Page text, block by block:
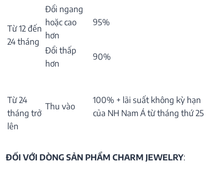
Từ 12 đến
24 tháng
Đổi ngang
hoặc cao
hơn
95%
Đổi thấp
hơn
90%
Từ 24
tháng trở
lên
Thu vào
100% + lãi suất không kỳ hạn
của NH Nam Á từ tháng thứ 25
ĐỐI VỚI DÒNG SẢN PHẨM CHARM JEWELRY: